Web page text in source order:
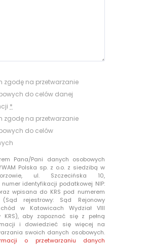
zgodę na przetwarzanie
do celów danej
*
zgodę na przetwarzanie
do celów
Pana/Pani danych osobowych
Polska sp. z o.o. z siedzibą w
ul. Szczecińska 10,
identyfikacji podatkowej NIP:
wpisana do KRS pod numerem
(Sąd rejestrowy: Sąd Rejonowy
w Katowicach Wydział VIII
KRS), aby zapoznać się z pełną
i dowiedzieć się więcej na
swoich danych osobowych.
o przetwarzaniu danych